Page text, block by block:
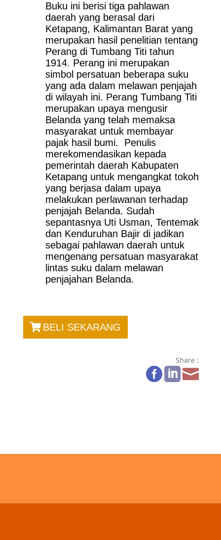
Buku ini berisi tiga pahlawan
daerah yang berasal dari
Ketapang, Kalimantan Barat yang
merupakan hasil penelitian tentang
Perang di Tumbang Titi tahun
1914. Perang ini merupakan
simbol persatuan beberapa suku
yang ada dalam melawan penjajah
di wilayah ini. Perang Tumbang Titi
merupakan upaya mengusir
Belanda yang telah memaksa
masyarakat untuk membayar
pajak hasil bumi. Penulis
merekomendasikan kepada
pemerintah daerah Kabupaten
Ketapang untuk mengangkat tokoh
yang berjasa dalam upaya
melakukan perlawanan terhadap
penjajah Belanda. Sudah
sepantasnya Uti Usman, Tentemak
dan Kenduruhan Bajir di jadikan
sebagai pahlawan daerah untuk
mengenang persatuan masyarakat
lintas suku dalam melawan
penjajahan Belanda.
BELI SEKARANG
Share :
  